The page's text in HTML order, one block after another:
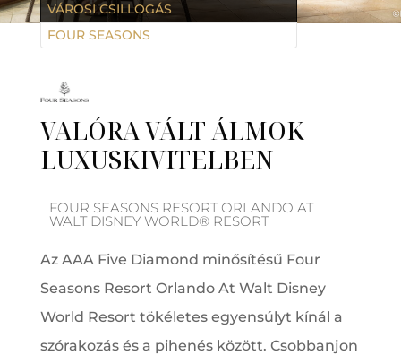
VÁROSI CSILLOGÁS
FOUR SEASONS
VALÓRA VÁLT ÁLMOK
LUXUSKIVITELBEN
FOUR SEASONS RESORT ORLANDO AT
WALT DISNEY WORLD® RESORT
Az AAA Five Diamond minősítésű Four
Seasons Resort Orlando At Walt Disney
World Resort tökéletes egyensúlyt kínál a
szórakozás és a pihenés között. Csobbanjon